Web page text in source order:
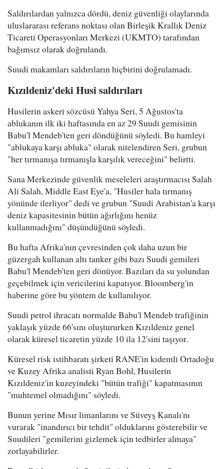
Saldırılardan yalnızca dördü, deniz güvenliği olaylarında
uluslararası referans noktası olan Birleşik Krallık Deniz
Ticareti Operasyonları Merkezi (UKMTO) tarafından
bağımsız olarak doğrulandı.
Suudi makamları saldırıların hiçbirini doğrulamadı.
Kızıldeniz'deki Husi saldırıları
Husilerin askeri sözcüsü Yahya Seri, 5 Ağustos'ta
ablukanın ilk iki haftasında en az 29 Suudi gemisinin
Babu'l Mendeb'ten geri döndüğünü söyledi. Bu hamleyi
"ablukaya karşı abluka" olarak nitelendiren Seri, grubun
"her tırmanışa tırmanışla karşılık vereceğini" belirtti.
Sana Merkezinde güvenlik meseleleri araştırmacısı Salah
Ali Salah, Middle East Eye'a, "Husiler hala tırmanış
yönünde ilerliyor" dedi ve grubun "Suudi Arabistan'a karşı
deniz kapasitesinin bütün ağırlığını henüz
kullanmadığını" düşündüğünü söyledi.
Bu hafta Afrika'nın çevresinden çok daha uzun bir
güzergah kullanan altı tanker gibi bazı Suudi gemileri
Babu'l Mendeb'ten geri dönüyor. Bazıları da su yolundan
geçebilmek için vericilerini kapatıyor. Bloomberg'in
haberine göre bu yöntem de kullanılıyor.
Suudi petrol ihracatı normalde Babu'l Mendeb trafiğinin
yaklaşık yüzde 66'sını oluştururken Kızıldeniz genel
olarak küresel ticaretin yüzde 10 ila 12'sini taşıyor.
Küresel risk istihbaratı şirketi RANE'in kıdemli Ortadoğu
ve Kuzey Afrika analisti Ryan Bohl, Husilerin
Kızıldeniz'in kuzeyindeki "bütün trafiği" kapatmasının
"muhtemel olmadığını" söyledi.
Bunun yerine Mısır limanlarını ve Süveyş Kanalı'nı
vurarak "inandırıcı bir tehdit" olduklarını gösterebilir ve
Suudileri "gemilerini gizlemek için tedbirler almaya"
zorlayabilirler.